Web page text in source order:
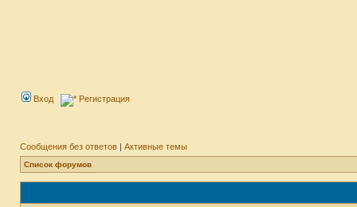
Вход Регистрация
Сообщения без ответов | Активные темы
Список форумов